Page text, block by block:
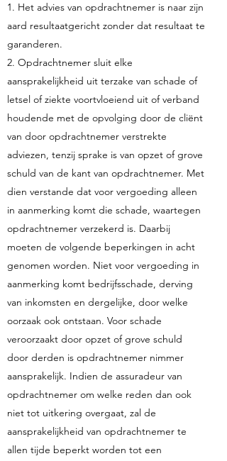
1. Het advies van opdrachtnemer is naar zijn
aard resultaatgericht zonder dat resultaat te
garanderen.
2. Opdrachtnemer sluit elke
aansprakelijkheid uit terzake van schade of
letsel of ziekte voortvloeiend uit of verband
houdende met de opvolging door de cliënt
van door opdrachtnemer verstrekte
adviezen, tenzij sprake is van opzet of grove
schuld van de kant van opdrachtnemer. Met
dien verstande dat voor vergoeding alleen
in aanmerking komt die schade, waartegen
opdrachtnemer verzekerd is. Daarbij
moeten de volgende beperkingen in acht
genomen worden. Niet voor vergoeding in
aanmerking komt bedrijfsschade, derving
van inkomsten en dergelijke, door welke
oorzaak ook ontstaan. Voor schade
veroorzaakt door opzet of grove schuld
door derden is opdrachtnemer nimmer
aansprakelijk. Indien de assuradeur van
opdrachtnemer om welke reden dan ook
niet tot uitkering overgaat, zal de
aansprakelijkheid van opdrachtnemer te
allen tijde beperkt worden tot een